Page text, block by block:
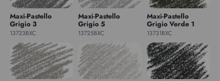
Maxi-Pastello
Grigio 3
13723BXC
Maxi-Pastello
Grigio 5
13725BXC
Maxi-Pastello
Grigio Verde 1
13731BXC